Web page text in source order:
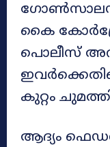
കൈ
പൊലീസ്
കുറ്റം
ആദ്യം